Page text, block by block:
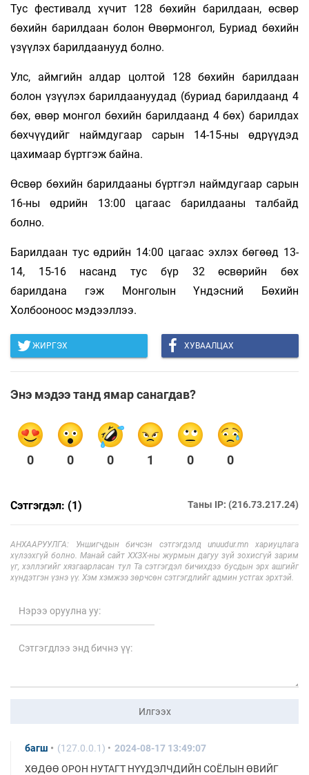
Тус фестивалд хүчит 128 бөхийн барилдаан, өсвөр
бөхийн барилдаан болон Өвөрмонгол, Буриад бөхийн
үзүүлэх барилдаанууд болно.
Улс, аймгийн алдар цолтой 128 бөхийн барилдаан
болон үзүүлэх барилдаануудад (буриад барилдаанд 4
бөх, өвөр монгол бөхийн барилдаанд 4 бөх) барилдах
бөхчүүдийг наймдугаар сарын 14-15-ны өдрүүдэд
цахимаар бүртгэж байна.
Өсвөр бөхийн барилдааны бүртгэл наймдугаар сарын
16-ны өдрийн 13:00 цагаас барилдааны талбайд
болно.
Барилдаан тус өдрийн 14:00 цагаас эхлэх бөгөөд 13-
14, 15-16 насанд тус бүр 32 өсвөрийн бөх
барилдана гэж Монголын Үндэсний Бөхийн
Холбооноос мэдээллээ.
ЖИРГЭХ ХУВААЛЦАХ
Энэ мэдээ танд ямар санагдав?
0 0 0 1 0 0
Сэтгэгдэл: (1) Таны IP: (216.73.217.24)
АНХААРУУЛГА: Уншигчдын бичсэн сэтгэгдэлд unuudur.mn хариуцлага
хүлээхгүй болно. Манай сайт ХХЗХ-ны журмын дагуу зүй зохисгүй зарим
үг, хэллэгийг хязгаарласан тул Та сэтгэгдэл бичихдээ бусдын эрх ашгийг
хүндэтгэн үзнэ үү. Хэм хэмжээ зөрчсөн сэтгэгдлийг админ устгах эрхтэй.
Илгээх
багш (127.0.0.1)
2024-08-17 13:49:07
ХӨДӨӨ ОРОН НУТАГТ НҮҮДЭЛЧДИЙН СОЁЛЫН ӨВИЙГ